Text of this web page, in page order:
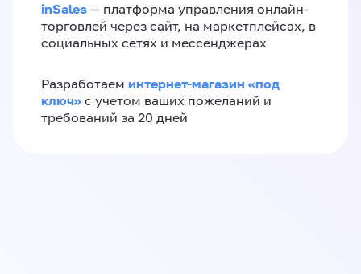
inSales — платформа управления онлайн-
торговлей через сайт, на маркетплейсах, в
социальных сетях и мессенджерах
Разработаем интернет-магазин «‎под
ключ»‎ с учетом ваших пожеланий и
требований за 20 дней